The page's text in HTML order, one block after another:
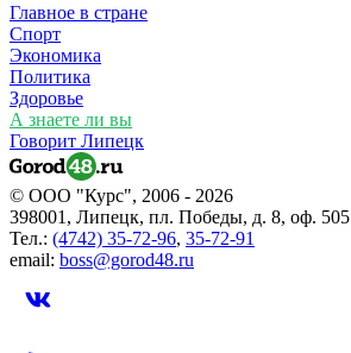
Главное в стране
Спорт
Экономика
Политика
Здоровье
А знаете ли вы
Говорит Липецк
© ООО "Курс", 2006 - 2026
398001, Липецк, пл. Победы, д. 8, оф. 505
Тел.: (4742) 35-72-96, 35-72-91
email: boss@gorod48.ru